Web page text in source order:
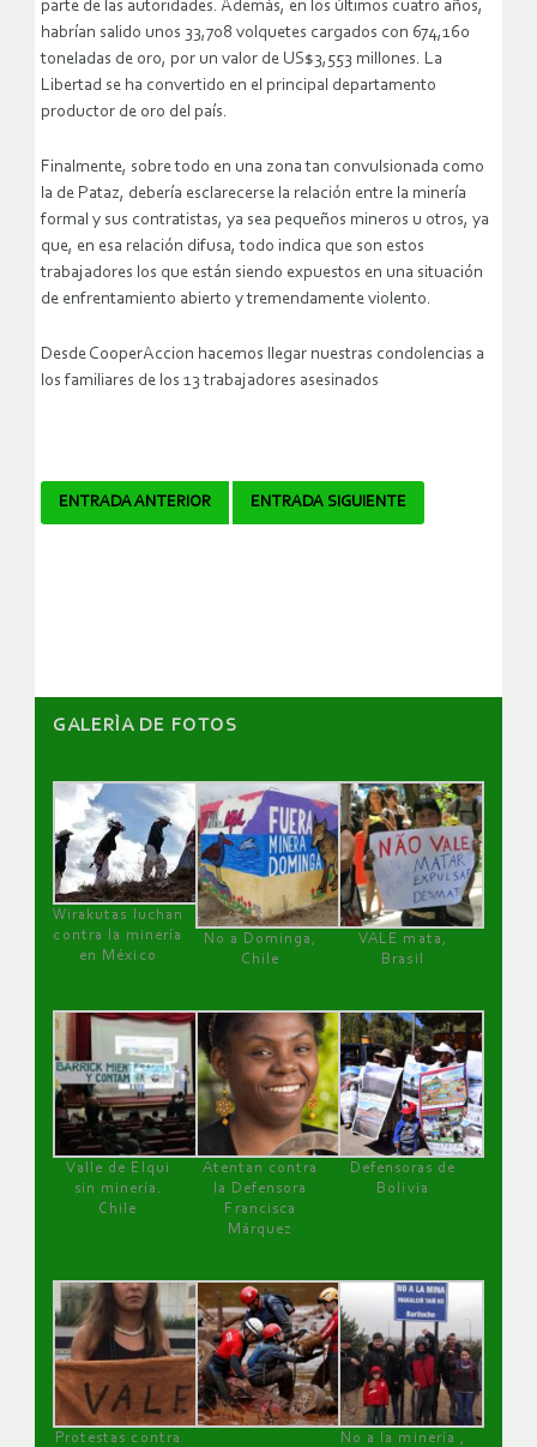
parte de las autoridades. Además, en los últimos cuatro años,
habrían salido unos 33,708 volquetes cargados con 674,160
toneladas de oro, por un valor de US$3,553 millones. La
Libertad se ha convertido en el principal departamento
productor de oro del país.
Finalmente, sobre todo en una zona tan convulsionada como
la de Pataz, debería esclarecerse la relación entre la minería
formal y sus contratistas, ya sea pequeños mineros u otros, ya
que, en esa relación difusa, todo indica que son estos
trabajadores los que están siendo expuestos en una situación
de enfrentamiento abierto y tremendamente violento.
Desde CooperAccion hacemos llegar nuestras condolencias a
los familiares de los 13 trabajadores asesinados
Navegador
ENTRADA ANTERIOR ENTRADA SIGUIENTE
GALERÌA DE FOTOS
Wirakutas luchan
contra la minería
en México
No a Dominga,
Chile
VALE mata,
Brasil
Valle de Elqui
sin minería.
Chile
Atentan contra
la Defensora
Francisca
Márquez
Defensoras de
Bolivia
Protestas contra
No a la minería ,